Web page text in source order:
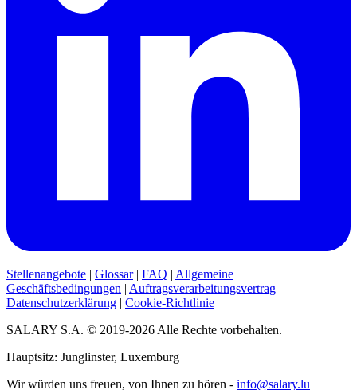
Stellenangebote | Glossar| FAQ | Allgemeine
Geschäftsbedingungen | Auftragsverarbeitungsvertrag |
Datenschutzerklärung | Cookie-Richtlinie
SALARY S.A. © 2019-2026 Alle Rechte vorbehalten.
Hauptsitz: Junglinster, Luxemburg
Wir würden uns freuen, von Ihnen zu hören - info@salary.lu